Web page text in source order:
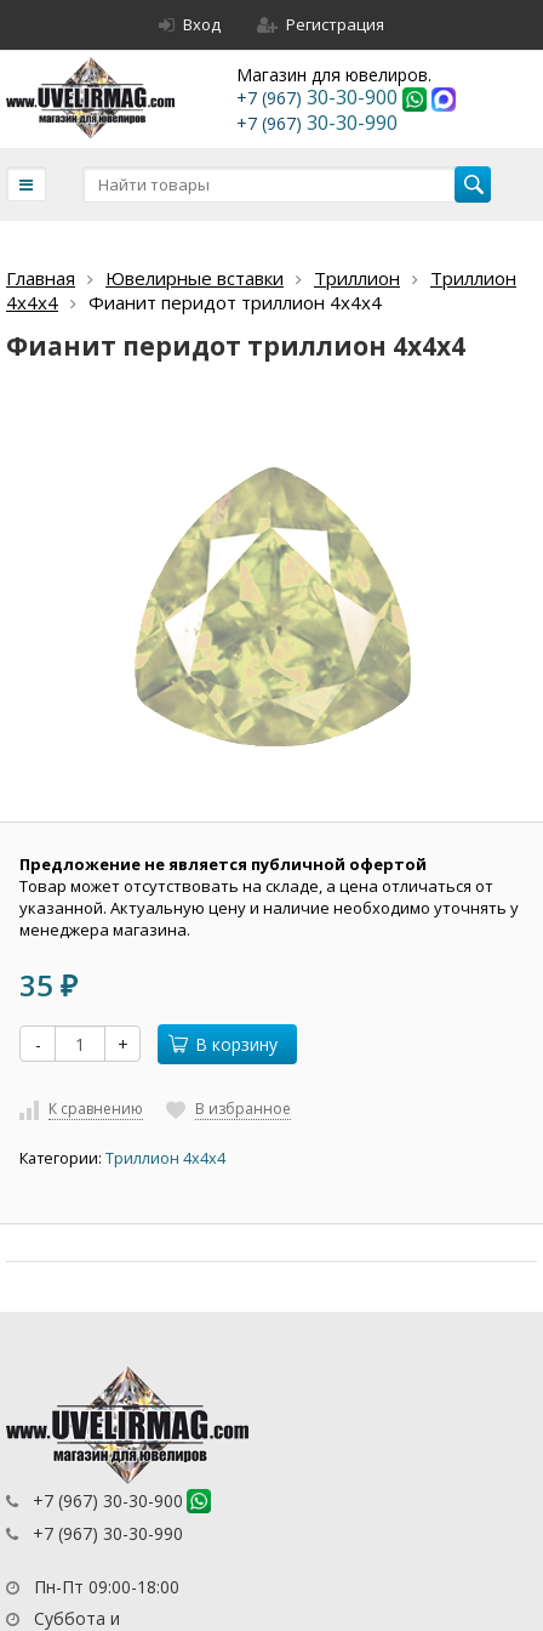
Вход Регистрация
Магазин для ювелиров.
+7 (967) 30-30-900
+7 (967) 30-30-990
Главная Ювелирные вставки Триллион
Триллион
4х4х4
Фианит перидот триллион 4х4х4
Фианит перидот триллион 4х4х4
Предложение не является публичной офертой
Товар может отсутствовать на складе, а цена отличаться от
указанной. Актуальную цену и наличие необходимо уточнять у
менеджера магазина.
35 ₽
- + В корзину
К сравнению В избранное
Категории: Триллион 4х4х4
+7 (967) 30-30-900
+7 (967) 30-30-990
Пн-Пт 09:00-18:00
Суббота и